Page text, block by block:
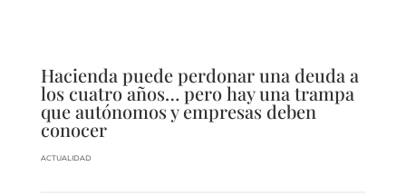
Hacienda puede perdonar una deuda a
los cuatro años… pero hay una trampa
que autónomos y empresas deben
conocer
ACTUALIDAD